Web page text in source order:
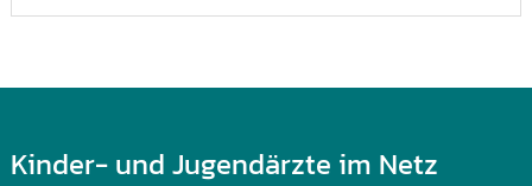
Kinder- und Jugendärzte im Netz